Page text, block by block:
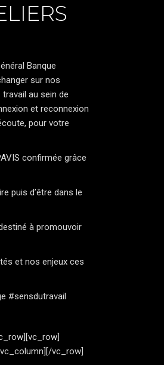
Banque
sur nos
au sein de
et reconnexion
pour votre
confirmée grâce
puis d’être dans le
à promouvoir
et nos enjeux ces
#sensdutravail
vc_column][/vc_row]